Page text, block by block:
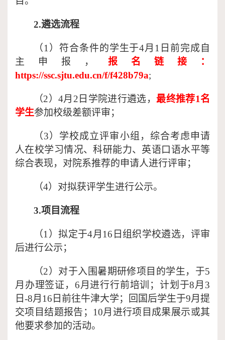
2.遴选流程
（1）符合条件的学生于4月1日前完成自
主申报， 报名链接：
https://ssc.sjtu.edu.cn/f/f428b79a;
（2）4月2日学院进行遴选， 最终推荐1名
学生参加校级差额评审；
（3）学校成立评审小组，综合考虑申请
人在校学习情况、科研能力、英语口语水平等
综合表现，对院系推荐的申请人进行评审；
（4）对拟获评学生进行公示。
3.项目流程
（1 ）拟定于4月16日组织学校遴选，评审
后进行公示；
（2）对于入围暑期研修项目的学生，于5
月办理签证，6月进行行前培训；计划于8月3
日-8月16日前往牛津大学；回国后学生于9月提
交项目结题报告；10月进行项目成果展示或其
他要求参加的活动。